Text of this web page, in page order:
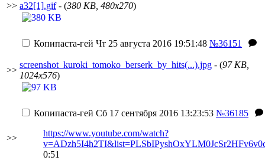
>> a32[1].gif- (380 KB, 480x270)
>>
Копипаста-гей Чт 25 августа 2016 19:51:48 №36151
screenshot_kuroki_tomoko_berserk_by_hits(...).jpg - (97 KB,
1024x576)
>>
Копипаста-гей Сб 17 сентября 2016 13:23:53 №36185
https://www.youtube.com/watch?
0:51